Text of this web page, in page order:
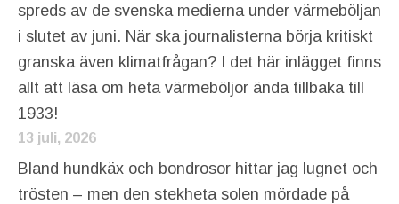
spreds av de svenska medierna under värmeböljan
i slutet av juni. När ska journalisterna börja kritiskt
granska även klimatfrågan? I det här inlägget finns
allt att läsa om heta värmeböljor ända tillbaka till
1933!
13 juli, 2026
Bland hundkäx och bondrosor hittar jag lugnet och
trösten – men den stekheta solen mördade på